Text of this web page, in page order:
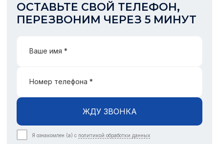
ОСТАВЬТЕ СВОЙ ТЕЛЕФОН,
ПЕРЕЗВОНИМ ЧЕРЕЗ 5 МИНУТ
Ваше имя *
Номер телефона *
ЖДУ ЗВОНКА
Я ознакомлен (а) с политикой обработки данных